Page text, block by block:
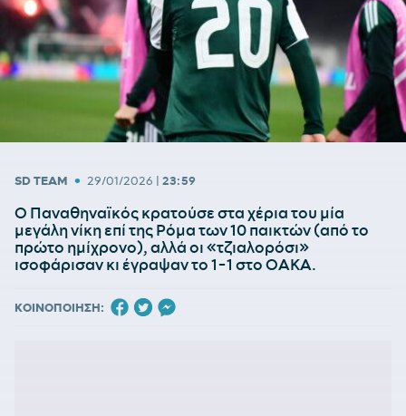
SD TEAM • 29/01/2026 | 23:59
Ο Παναθηναϊκός κρατούσε στα χέρια του μία
μεγάλη νίκη επί της Ρόμα των 10 παικτών (από το
πρώτο ημίχρονο), αλλά οι «τζιαλορόσι»
ισοφάρισαν κι έγραψαν το 1-1 στο ΟΑΚΑ.
ΚΟΙΝΟΠΟΙΗΣΗ: